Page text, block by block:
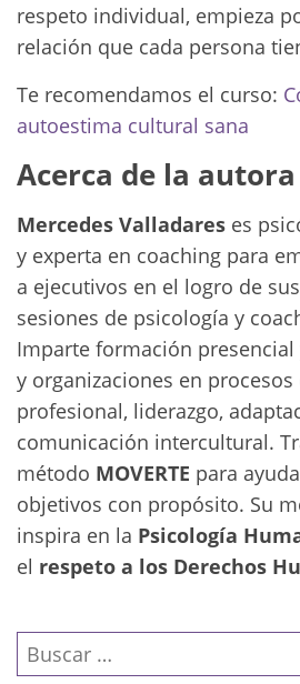
respeto individual, empieza
relación que cada persona
Te recomendamos el curso:
autoestima cultural sana
Acerca de la autora
Mercedes Valladares es
y experta en coaching para
a ejecutivos en el logro de
sesiones de psicología y
Imparte formación
y organizaciones en
profesional, liderazgo,
comunicación intercultural.
método MOVERTE para
objetivos con propósito. Su
inspira en la Psicología
el respeto a los Derechos
Buscar: